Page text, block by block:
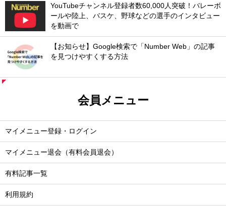
YouTubeチャンネル登録者数60,000人突破！バレーボ
ールや陸上、バスケ、野球などの選手のインタビュー
を動画で
【お知らせ】Google検索で「Number Web」の記事
を見つけやすくする方法
会員メニュー
マイメニュー登録・ログイン
マイメニュー退会（有料会員退会）
有料記事一覧
利用規約